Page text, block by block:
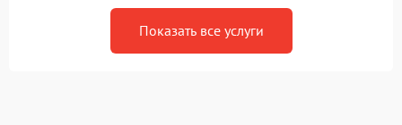
Показать все услуги